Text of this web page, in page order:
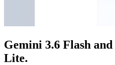
Gemini 3.6 Flash
Lite.